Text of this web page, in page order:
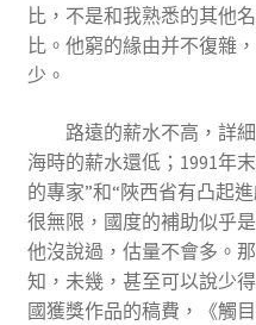
比，不是和我熟悉的其他
比。他窮的緣由并不復雜
少。
路遠的薪水不高，詳
海時的薪水還低；1991年
的專家”和“陜西省有凸起
很無限，國度的補助似乎
他沒說過，估量不會多。
知，未幾，甚至可以說少
國獲獎作品的稿費，《觸